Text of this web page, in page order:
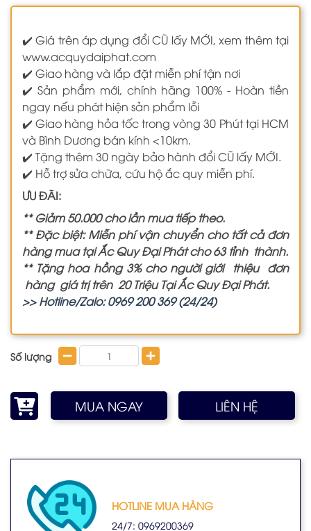
✔️ Giá trên áp dụng đổi CŨ lấy MỚI, xem thêm tại
www.acquydaiphat.com
✔️ Giao hàng và lắp đặt miễn phí tận nơi
✔️ Sản phẩm mới, chính hãng 100% - Hoàn tiền
ngay nếu phát hiện sản phẩm lỗi
✔️ Giao hàng hỏa tốc trong vòng 30 Phút tại HCM
và Bình Dương bán kính <10km.
✔️ Tặng thêm 30 ngày bảo hành đổi CŨ lấy MỚI.
✔️ Hỗ trợ sửa chữa, cứu hộ ắc quy miễn phí.
ƯU ĐÃI:
** Giảm 50.000 cho lần mua tiếp theo.
** Đặc biệt: Miễn phí vận chuyển cho tất cả đơn
hàng mua tại Ắc Quy Đại Phát cho 63 tỉnh thành.
** Tặng hoa hồng 3% cho người giới thiệu đơn
hàng giá trị trên 20 Triệu Tại Ắc Quy Đại Phát.
>> Hotline/Zalo: 0969 200 369 (24/24)
Số lượng
MUA NGAY LIÊN HỆ
HOTLINE MUA HÀNG
24/7: 0969200369